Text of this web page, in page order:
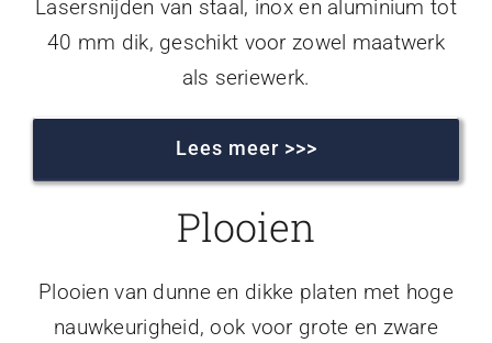
Lasersnijden van staal, inox en aluminium tot
40 mm dik, geschikt voor zowel maatwerk
als seriewerk.
Lees meer >>>
Plooien
Plooien van dunne en dikke platen met hoge
nauwkeurigheid, ook voor grote en zware